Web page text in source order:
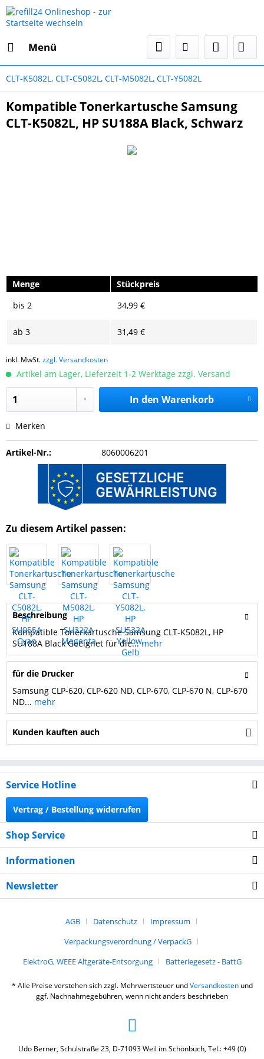
Menü
CLT-K5082L, CLT-C5082L, CLT-M5082L, CLT-Y5082L
Kompatible Tonerkartusche Samsung
CLT-K5082L, HP SU188A Black, Schwarz
Menge
Stückpreis
bis 2 34,99 €
ab 3 31,49 €
inkl. MwSt.zzgl. Versandkosten
Artikel am Lager, Lieferzeit 1-2 Werktage zzgl. Versand
In den Warenkorb
Merken
Artikel-Nr.: 8060006201
Zu diesem Artikel passen:
Beschreibung
Kompatible Tonerkartusche Samsung CLT-K5082L, HP
SU188A Black Geeignet für die...mehr
für die Drucker
Samsung CLP-620, CLP-620 ND, CLP-670, CLP-670 N, CLP-670
ND... mehr
Kunden kauften auch
Service Hotline
Vertrag / Bestellung widerrufen
Shop Service
Informationen
Newsletter
AGB Datenschutz
Impressum
Verpackungsverordnung / VerpackG
ElektroG, WEEE Altgeräte-Entsorgung
Batteriegesetz - BattG
* Alle Preise verstehen sich zzgl. Mehrwertsteuer undVersandkostenund
ggf. Nachnahmegebühren, wenn nicht anders beschrieben
Udo Berner, Schulstraße 23, D-71093 Weil im Schönbuch, Tel.: +49 (0)